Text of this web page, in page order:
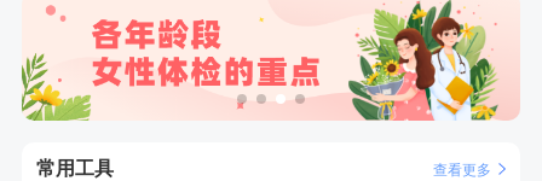
成功预约青春体检卡（女）
7分钟前
王**
成功预约了企业招工体检套餐
7分钟前
袁**
购买了美的体重秤 MO-CW5 白色
购买了固本堂阿胶糕传统口味400g
常用工具 查看更多